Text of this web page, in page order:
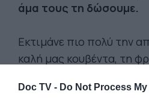
Doc TV - Do Not Process
άμα τους τη δώσουμε.
Εκτιμάνε πιο πολύ την
καλή μας κουβέντα, τη
προσφέρουμε. Ας